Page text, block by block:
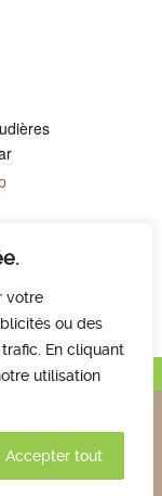
votre
ou des
En cliquant
utilisation
Accepter tout
jacqueline